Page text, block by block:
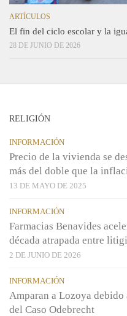
ARTÍCULOS
El fin del ciclo escolar y la
28 DE JUNIO DE 2026
RELIGIÓN
INFORMACIÓN
Precio de la vivienda se
más del doble que la
13 DE MAYO DE 2025
INFORMACIÓN
Farmacias Benavides
década atrapada entre
2 DE JUNIO DE 2026
INFORMACIÓN
Amparan a Lozoya debido
del Caso Odebrecht